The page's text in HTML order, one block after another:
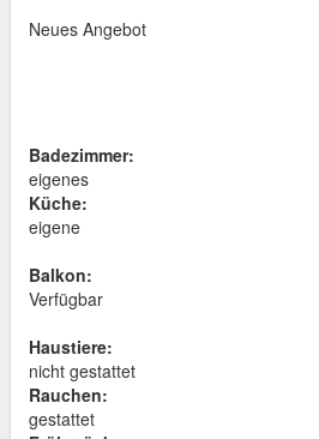
Neues Angebot
Badezimmer:
eigenes
Küche:
eigene
Balkon:
Verfügbar
Haustiere:
nicht gestattet
Rauchen:
gestattet